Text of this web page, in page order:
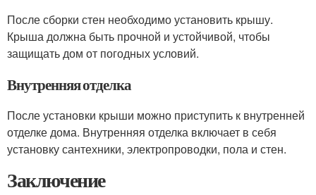
После сборки стен необходимо установить крышу.
Крыша должна быть прочной и устойчивой, чтобы
защищать дом от погодных условий.
Внутренняя отделка
После установки крыши можно приступить к внутренней
отделке дома. Внутренняя отделка включает в себя
установку сантехники, электропроводки, пола и стен.
Заключение